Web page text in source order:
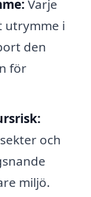
Varje
utrymme i
den
för
och
miljö.